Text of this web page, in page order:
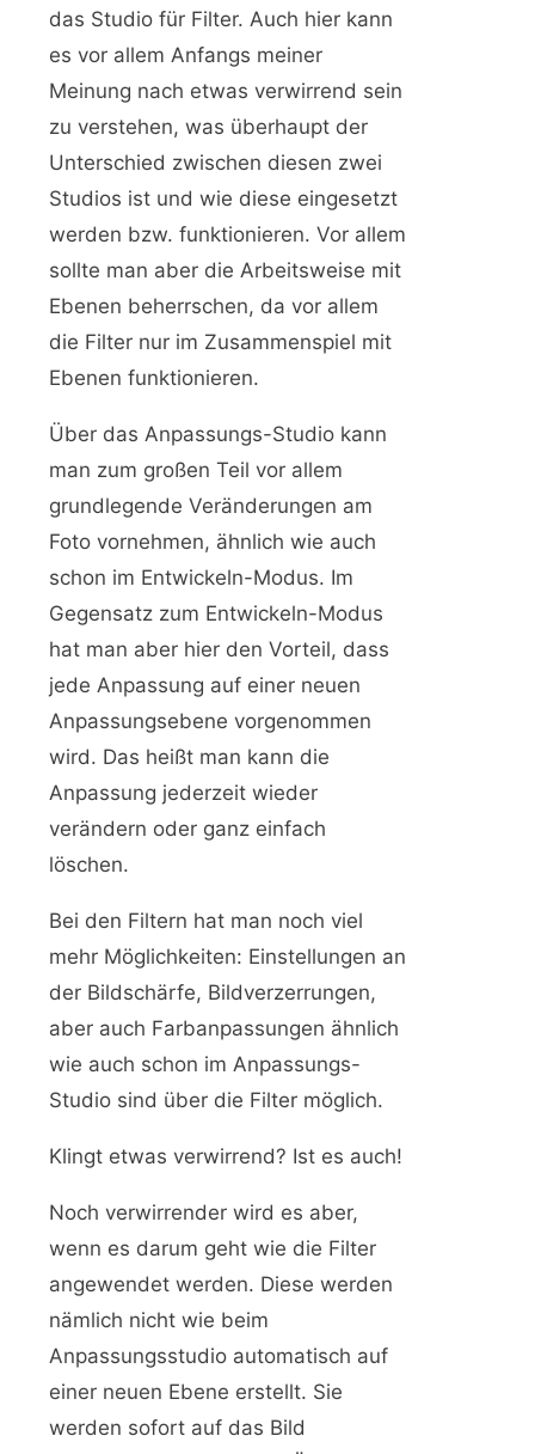
das Studio für Filter. Auch hier kann
es vor allem Anfangs meiner
Meinung nach etwas verwirrend sein
zu verstehen, was überhaupt der
Unterschied zwischen diesen zwei
Studios ist und wie diese eingesetzt
werden bzw. funktionieren. Vor allem
sollte man aber die Arbeitsweise mit
Ebenen beherrschen, da vor allem
die Filter nur im Zusammenspiel mit
Ebenen funktionieren.
Über das Anpassungs-Studio kann
man zum großen Teil vor allem
grundlegende Veränderungen am
Foto vornehmen, ähnlich wie auch
schon im Entwickeln-Modus. Im
Gegensatz zum Entwickeln-Modus
hat man aber hier den Vorteil, dass
jede Anpassung auf einer neuen
Anpassungsebene vorgenommen
wird. Das heißt man kann die
Anpassung jederzeit wieder
verändern oder ganz einfach
löschen.
Bei den Filtern hat man noch viel
mehr Möglichkeiten: Einstellungen an
der Bildschärfe, Bildverzerrungen,
aber auch Farbanpassungen ähnlich
wie auch schon im Anpassungs-
Studio sind über die Filter möglich.
Klingt etwas verwirrend? Ist es auch!
Noch verwirrender wird es aber,
wenn es darum geht wie die Filter
angewendet werden. Diese werden
nämlich nicht wie beim
Anpassungsstudio automatisch auf
einer neuen Ebene erstellt. Sie
werden sofort auf das Bild